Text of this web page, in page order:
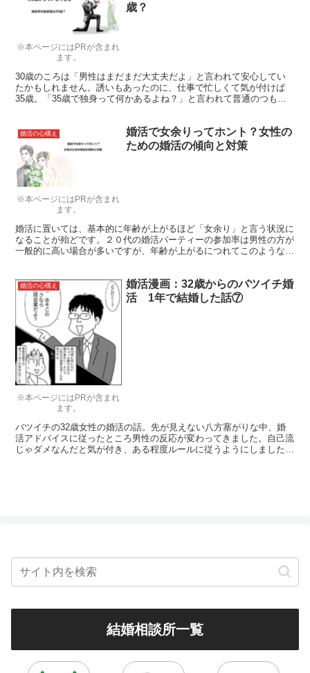
※本ページにはPRが含まれ
ます。
歳？
30歳のころは「男性はまだまだ大丈夫だよ」と言われて安心してい
たかもしれません。誘いもあったのに、仕事で忙しくて気が付けば
35歳。「35歳で独身って何かあるよね？」と言われて普通のつもり
いでしょう。その理由を女性目線で解説します。
※本ページにはPRが含まれ
ます。
婚活の心構え
婚活で女余りってホント？女性の
ための婚活の傾向と対策
婚活に置いては、基本的に年齢が上がるほど「女余り」と言う状況に
なることが殆どです。２０代の婚活パーティーの参加率は男性の方が
一般的に高い場合が多いですが、年齢が上がるにつれてこのような
※本ページにはPRが含まれ
ます。
婚活の心構え
婚活漫画：32歳からのバツイチ婚
活 1年で結婚した話⑦
バツイチの32歳女性の婚活の話。先が見えない八方塞がりな中、婚
活アドバイスに従ったところ男性の反応が変わってきました。自己流
じゃダメなんだと気が付き、ある程度ルールに従うようにしました。
結婚相談所一覧